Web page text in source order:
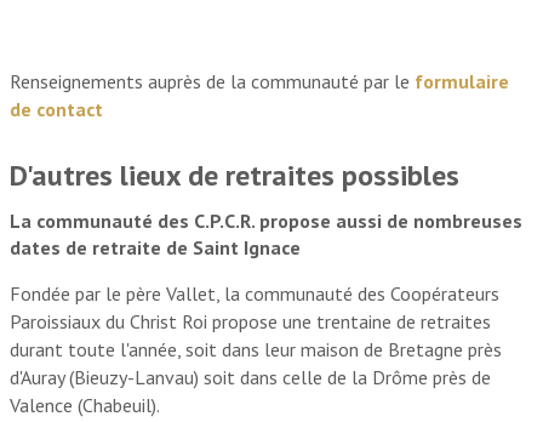
Renseignements auprès de la communauté par le formulaire
de contact
D'autres lieux de retraites possibles
La communauté des C.P.C.R. propose aussi de nombreuses
dates de retraite de Saint Ignace
Fondée par le père Vallet, la communauté des Coopérateurs
Paroissiaux du Christ Roi propose une trentaine de retraites
durant toute l'année, soit dans leur maison de Bretagne près
d'Auray (Bieuzy-Lanvau) soit dans celle de la Drôme près de
Valence (Chabeuil).